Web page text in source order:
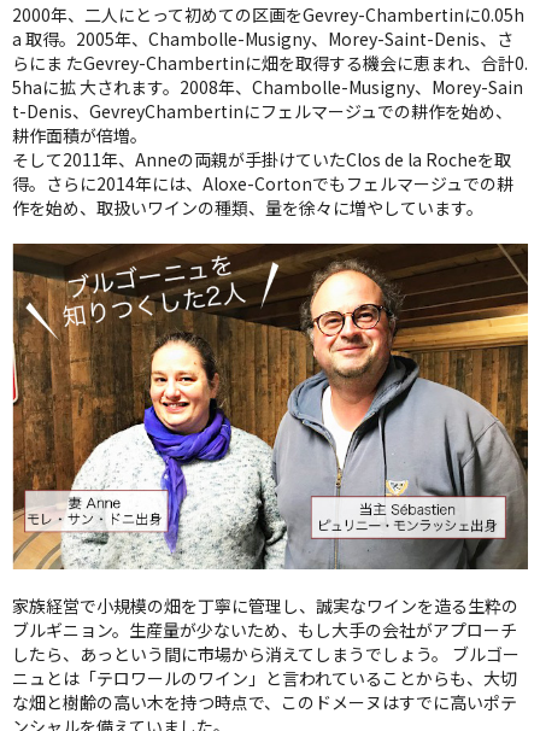
2000年、二人にとって初めての区画をGevrey-Chambertinに0.05h
a 取得。2005年、Chambolle-Musigny、Morey-Saint-Denis、さ
らにま たGevrey-Chambertinに畑を取得する機会に恵まれ、合計0.
5haに拡 大されます。2008年、Chambolle-Musigny、Morey-Sain
t-Denis、GevreyChambertinにフェルマージュでの耕作を始め、
耕作面積が倍増。
そして2011年、Anneの両親が手掛けていたClos de la Rocheを取
得。さらに2014年には、Aloxe-Cortonでもフェルマージュでの耕
作を始め、取扱いワインの種類、量を徐々に増やしています。
家族経営で小規模の畑を丁寧に管理し、誠実なワインを造る生粋の
ブルギニョン。生産量が少ないため、もし大手の会社がアプローチ
したら、あっという間に市場から消えてしまうでしょう。 ブルゴー
ニュとは「テロワールのワイン」と言われていることからも、大切
な畑と樹齢の高い木を持つ時点で、このドメーヌはすでに高いポテ